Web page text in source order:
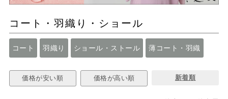
コート・羽織り・ショール
コート 羽織り ショール・ストール 薄コート・羽織
価格が安い順 価格が高い順 新着順